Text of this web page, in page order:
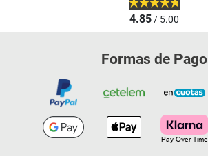
4.85/ 5.00
Formas de Pago